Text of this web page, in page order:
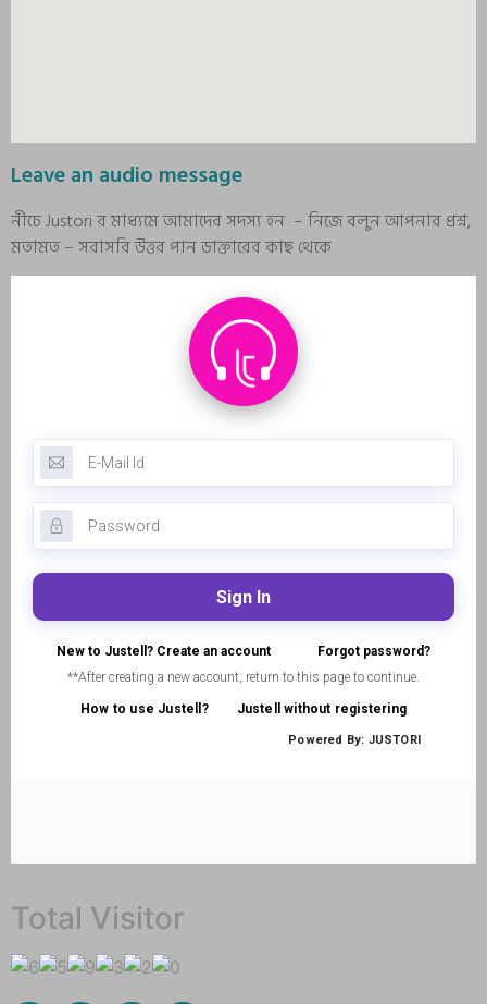
Leave an audio message
নীচে Justori র মাধ্যমে আমাদের সদস্য হন – নিজে বলুন আপনার প্রশ্ন,
মতামত – সরাসরি উত্তর পান ডাক্তারের কাছ থেকে
Total Visitor